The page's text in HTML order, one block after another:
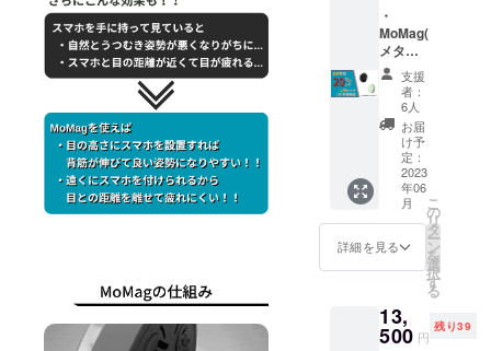
状況、
使用部
材の供
給状
況、製
造工程
上の都
合等に
より出
荷時期
が遅れ
る場合
があり
ます。
み） ※
割引率
は販売
予定価
格に送
料を含
む合計
金額に
対する
もので
す。 ※
色はブ
ラック
とグ
ただけ
ます。
・
MoMag(
メタル
プレー
ト付き)
× 2点 ・
一般販
売予定
価格
12,000
円（消
費税・
送料込
み） ・
割引価
格：
（消費
税・送
支援
者：
6人
お届
け予
定：
2023
年06
月
詳細を見る
こ
の
リ
タ
ー
ン
を
選
択
す
る
13,
500 円
残り39